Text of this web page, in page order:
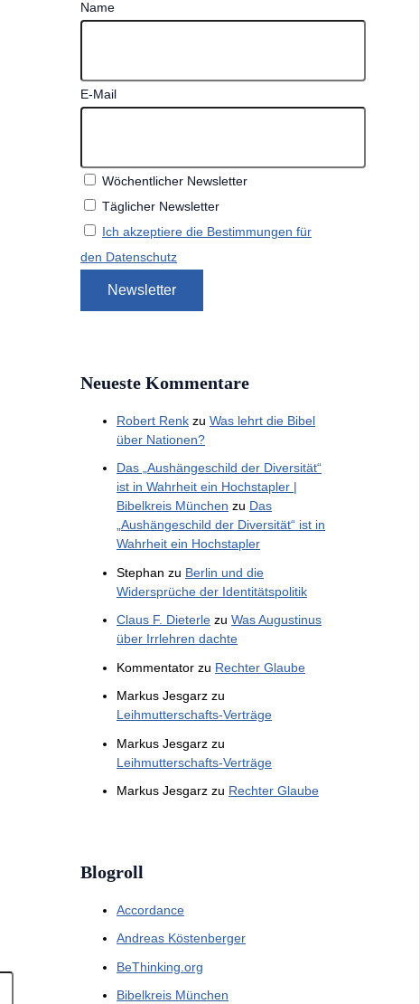
Name
E-Mail
Wöchentlicher Newsletter
Täglicher Newsletter
Ich akzeptiere die Bestimmungen für
den Datenschutz
Neueste Kommentare
Robert Renk zu Was lehrt die Bibel
über Nationen?
Das „Aushängeschild der Diversität“
ist in Wahrheit ein Hochstapler |
Bibelkreis München zu Das
„Aushängeschild der Diversität“ ist in
Wahrheit ein Hochstapler
Stephan zu Berlin und die
Widersprüche der Identitätspolitik
Claus F. Dieterle zu Was Augustinus
über Irrlehren dachte
Kommentator zu Rechter Glaube
Markus Jesgarz zu
Leihmutterschafts-Verträge
Markus Jesgarz zu
Leihmutterschafts-Verträge
Markus Jesgarz zu Rechter Glaube
Blogroll
Accordance
Andreas Köstenberger
BeThinking.org
Bibelkreis München